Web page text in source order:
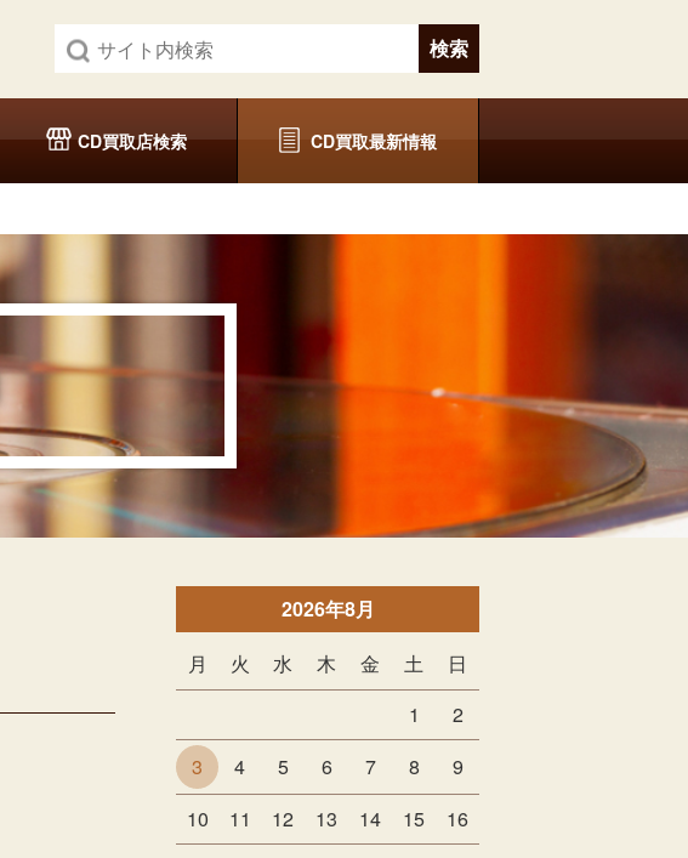
CD買取店検索 CD買取最新情報
2026年8月
月
火 水 木 金 土
日
1
2
3
4 5 6 7 8
9
10
11 12 13 14 15
16